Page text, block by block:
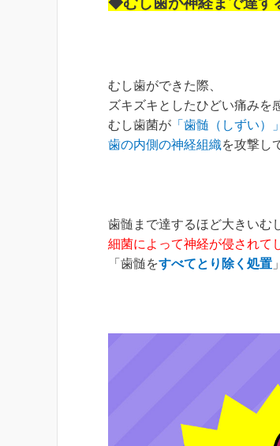
むし歯ができた際、
ズキズキとしたひどい痛みを
むし歯菌が 「歯髄（しずい）」
歯の内側の神経組織を攻撃し
歯髄まで達するほど大きいむ
細菌によって神経が侵されて
「歯髄をすべてとり除く処置